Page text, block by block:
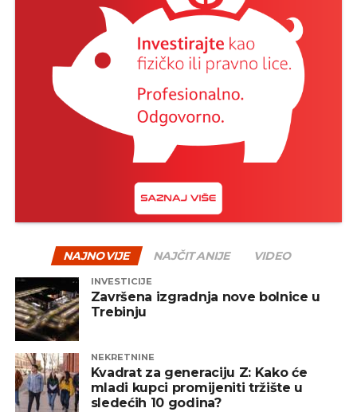
NAJNOVIJE NAJČITANIJE VIDEO
INVESTICIJE
Završena izgradnja nove bolnice u
Trebinju
NEKRETNINE
Kvadrat za generaciju Z: Kako će
mladi kupci promijeniti tržište u
sledećih 10 godina?